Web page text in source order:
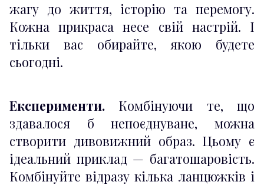
жагу до життя, історію та перемогу.
Кожна прикраса несе свій настрій. І
тільки вас обирайте, якою будете
сьогодні.
Експерименти. Комбінуючи те, що
здавалося б непоєднуване, можна
створити дивовижний образ. Цьому є
ідеальний приклад — багатошаровість.
Комбінуйте відразу кілька ланцюжків і